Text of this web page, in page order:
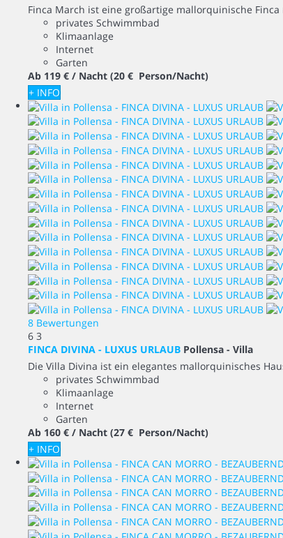
Finca March ist eine großartige mallorquinische
privates Schwimmbad
Klimaanlage
Internet
Garten
Ab 119 € / Nacht (20 € Person/Nacht)
+ INFO
8 Bewertungen
6 3
FINCA DIVINA - LUXUS URLAUB Pollensa - Villa
Die Villa Divina ist ein elegantes mallorquinisches
privates Schwimmbad
Klimaanlage
Internet
Garten
Ab 160 € / Nacht (27 € Person/Nacht)
+ INFO